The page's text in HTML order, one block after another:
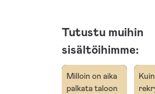
Tutustu muihin
sisältöihimme:
Milloin on aika
palkata taloon